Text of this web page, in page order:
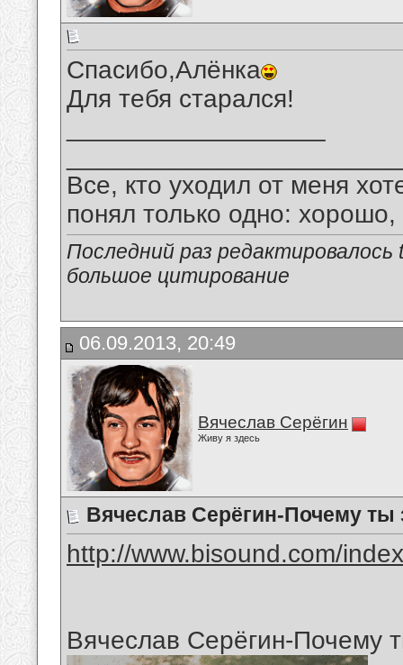
Спасибо,Алёнка
Для тебя старался!
Все, кто уходил от меня
понял только одно:
Последний раз
большое цитирование
06.09.2013, 20:49
Вячеслав Серёгин
Живу я здесь
Вячеслав Серёгин-Почему ты
http://www.bisound.com/
Вячеслав Серёгин-Почему